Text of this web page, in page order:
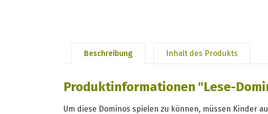
Beschreibung Inhalt des Produkts
Produktinformationen "Lese-
Um diese Dominos spielen zu können, müssen Kinder